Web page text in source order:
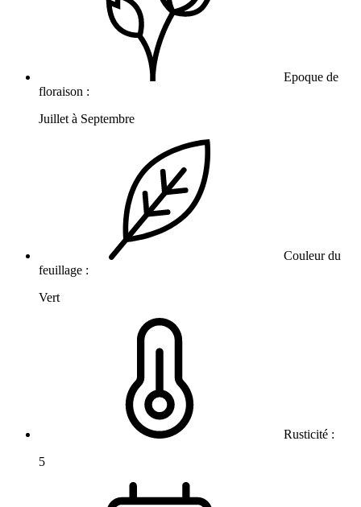
Epoque de
floraison :
Juillet à Septembre
Couleur du
feuillage :
Vert
Rusticité :
5